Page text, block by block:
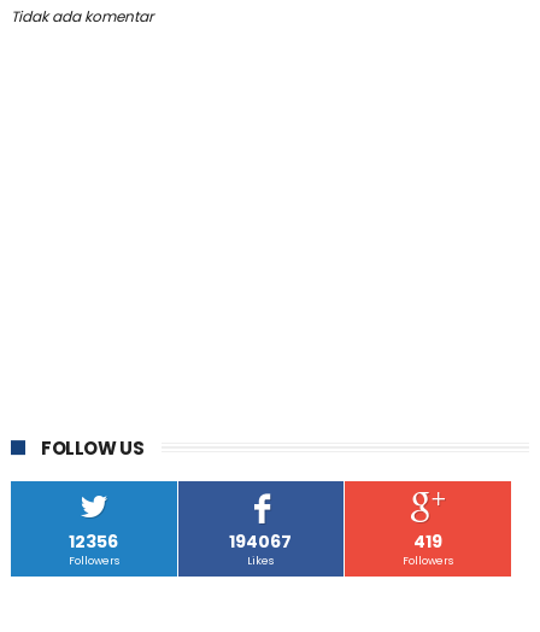
Tidak ada komentar
FOLLOW US
12356
Followers
194067
Likes
419
Followers